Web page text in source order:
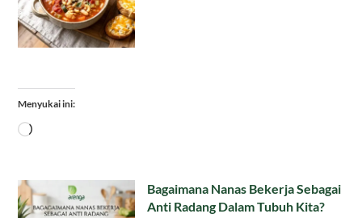
Menyukai ini:
Memuat...
Bagaimana Nanas Bekerja Sebagai
Anti Radang Dalam Tubuh Kita?